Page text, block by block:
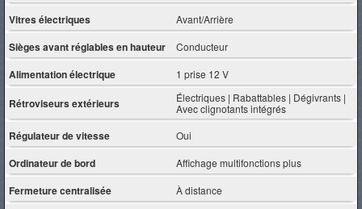
Vitres électriques Avant/Arrière
Sièges avant réglables en hauteur Conducteur
Alimentation électrique 1 prise 12 V
Rétroviseurs extérieurs
Électriques | Rabattables | Dégivrants |
Avec clignotants intégrés
Régulateur de vitesse Oui
Ordinateur de bord Affichage multifonctions plus
Fermeture centralisée À distance